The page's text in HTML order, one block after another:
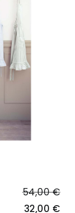
54,00 €
32,00 €